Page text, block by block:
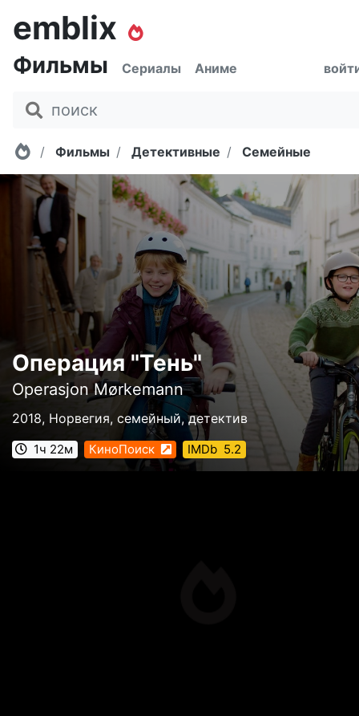
emblix
Фильмы Сериалы Аниме
Главная
Фильмы Детективные Семейные
Операция "Тень"
Operasjon Mørkemann
2018, Норвегия, семейный, детектив
1ч 22м КиноПоиск IMDb 5.2